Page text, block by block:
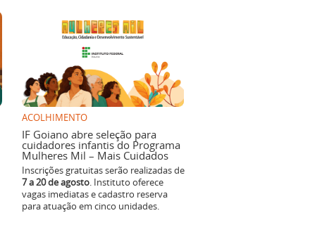
ACOLHIMENTO
IF Goiano abre seleção para
cuidadores infantis do Programa
Mulheres Mil – Mais Cuidados
Inscrições gratuitas serão realizadas de
7 a 20 de agosto. Instituto oferece
vagas imediatas e cadastro reserva
para atuação em cinco unidades.